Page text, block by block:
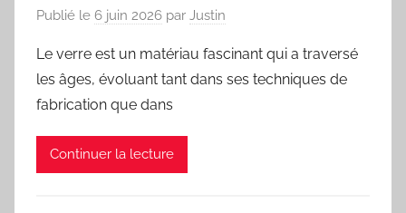
Publié le 6 juin 2026 par Justin
Le verre est un matériau fascinant qui a traversé
les âges, évoluant tant dans ses techniques de
fabrication que dans
Continuer la lecture